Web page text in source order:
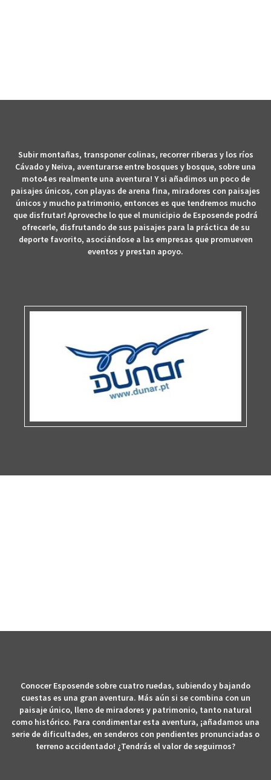
Subir montañas, transponer colinas, recorrer riberas y los ríos
Cávado y Neiva, aventurarse entre bosques y bosque, sobre una
moto4 es realmente una aventura! Y si añadimos un poco de
paisajes únicos, con playas de arena fina, miradores con paisajes
únicos y mucho patrimonio, entonces es que tendremos mucho
que disfrutar! Aproveche lo que el municipio de Esposende podrá
ofrecerle, disfrutando de sus paisajes para la práctica de su
deporte favorito, asociándose a las empresas que promueven
eventos y prestan apoyo.
Conocer Esposende sobre cuatro ruedas, subiendo y bajando
cuestas es una gran aventura. Más aún si se combina con un
paisaje único, lleno de miradores y patrimonio, tanto natural
como histórico. Para condimentar esta aventura, ¡añadamos una
serie de dificultades, en senderos con pendientes pronunciadas o
terreno accidentado! ¿Tendrás el valor de seguirnos?